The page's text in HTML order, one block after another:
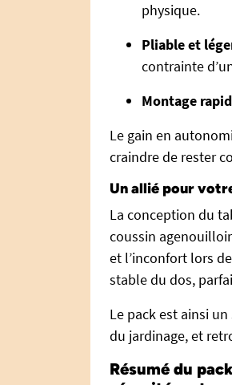
physique.
Pliable et
contrainte
Montage
Le gain en
craindre de rester
Un allié pour
La conception du
coussin
et l’inconfort lors
stable du dos,
Le pack est ainsi
du jardinage, et
Résumé du